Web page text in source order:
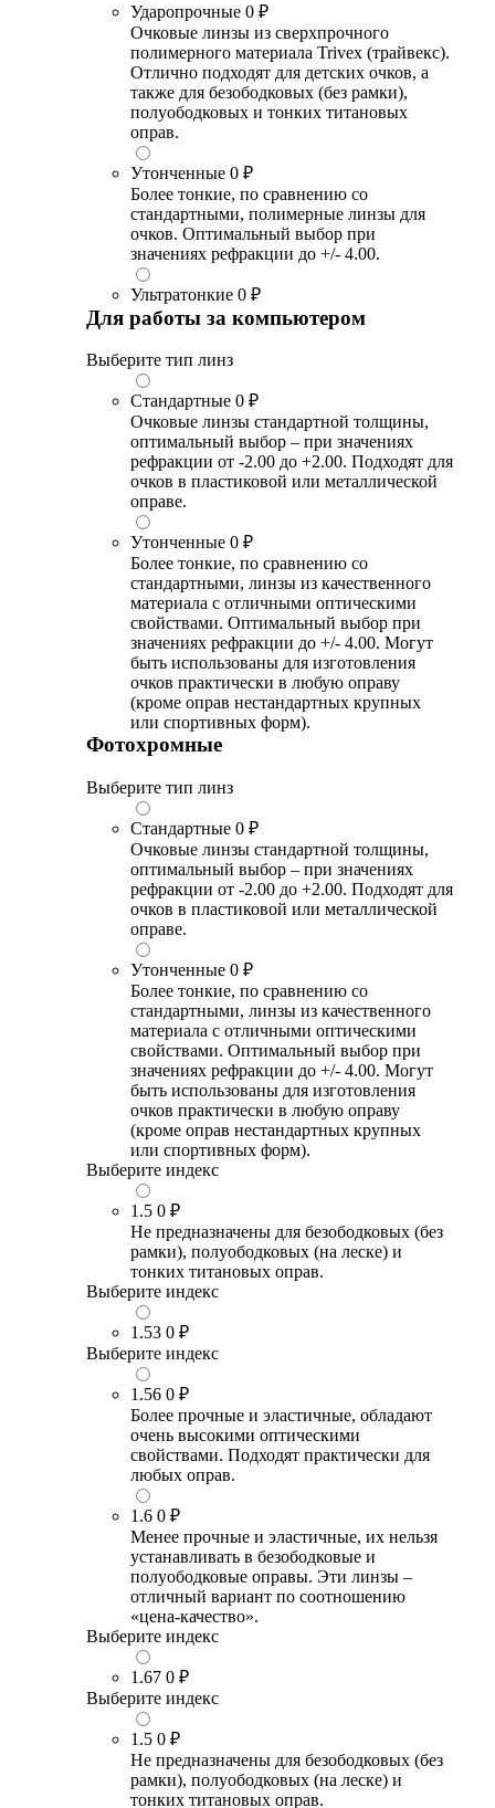
Ударопрочные 0 ₽
Очковые линзы из сверхпрочного
полимерного материала Trivex (трайвекс).
Отлично подходят для детских очков, а
также для безободковых (без рамки),
полуободковых и тонких титановых
оправ.
Утонченные 0 ₽
Более тонкие, по сравнению со
стандартными, полимерные линзы для
очков. Оптимальный выбор при
значениях рефракции до +/- 4.00.
Ультратонкие 0 ₽
Для работы за компьютером
Выберите тип линз
Стандартные 0 ₽
Очковые линзы стандартной толщины,
оптимальный выбор – при значениях
рефракции от -2.00 до +2.00. Подходят для
очков в пластиковой или металлической
оправе.
Утонченные 0 ₽
Более тонкие, по сравнению со
стандартными, линзы из качественного
материала с отличными оптическими
свойствами. Оптимальный выбор при
значениях рефракции до +/- 4.00. Могут
быть использованы для изготовления
очков практически в любую оправу
(кроме оправ нестандартных крупных
или спортивных форм).
Фотохромные
Выберите тип линз
Стандартные 0 ₽
Очковые линзы стандартной толщины,
оптимальный выбор – при значениях
рефракции от -2.00 до +2.00. Подходят для
очков в пластиковой или металлической
оправе.
Утонченные 0 ₽
Более тонкие, по сравнению со
стандартными, линзы из качественного
материала с отличными оптическими
свойствами. Оптимальный выбор при
значениях рефракции до +/- 4.00. Могут
быть использованы для изготовления
очков практически в любую оправу
(кроме оправ нестандартных крупных
или спортивных форм).
Выберите индекс
1.5 0 ₽
Не предназначены для безободковых (без
рамки), полуободковых (на леске) и
тонких титановых оправ.
Выберите индекс
1.53 0 ₽
Выберите индекс
1.56 0 ₽
Более прочные и эластичные, обладают
очень высокими оптическими
свойствами. Подходят практически для
любых оправ.
1.6 0 ₽
Менее прочные и эластичные, их нельзя
устанавливать в безободковые и
полуободковые оправы. Эти линзы –
отличный вариант по соотношению
«цена-качество».
Выберите индекс
1.67 0 ₽
Выберите индекс
1.5 0 ₽
Не предназначены для безободковых (без
рамки), полуободковых (на леске) и
тонких титановых оправ.